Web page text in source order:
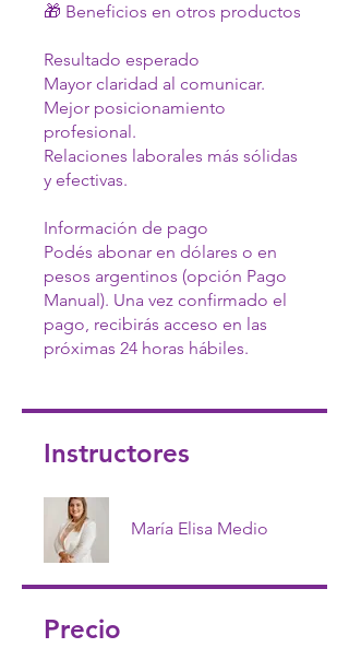
🎁 Beneficios en otros productos
Resultado esperado
Mayor claridad al comunicar.
Mejor posicionamiento
profesional.
Relaciones laborales más sólidas
y efectivas.
Información de pago
Podés abonar en dólares o en
pesos argentinos (opción Pago
Manual). Una vez confirmado el
pago, recibirás acceso en las
próximas 24 horas hábiles.
Instructores
María Elisa Medio
Precio